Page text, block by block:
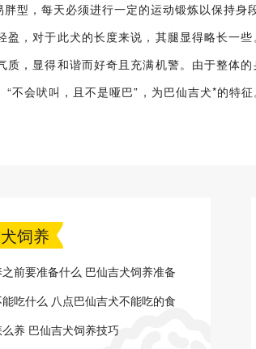
型，每天必须进行一定的运动锻炼以保持身段
，对于此犬的长度来说，其腿显得略长一
，显得和谐而好奇且充满机警。由于整体
会吠叫，且不是哑巴”，为巴仙吉犬*的特
饲养
前要准备什么 巴仙吉犬饲养准备
吃什么 八点巴仙吉犬不能吃的食
养 巴仙吉犬饲养技巧